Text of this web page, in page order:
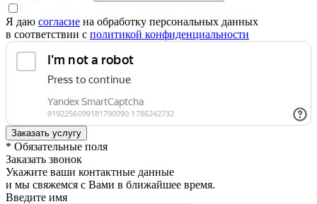
Я даю согласие на обработку персональных данных
в соответствии с политикой конфиденциальности
* Обязательные поля
Заказать звонок
Укажите ваши контактные данные
и мы свяжемся с Вами в ближайшее время.
Введите имя